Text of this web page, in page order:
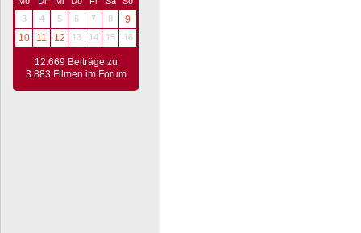
3
4 5 6 7 8
9
10
11 12 13 14 15 16
12.669 Beiträge zu
3.883 Filmen im Forum